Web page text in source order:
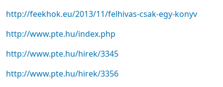
http://feekhok.eu/2013/11/felhivas-csak-egy-konyv
http://www.pte.hu/index.php
http://www.pte.hu/hirek/3345
http://www.pte.hu/hirek/3356